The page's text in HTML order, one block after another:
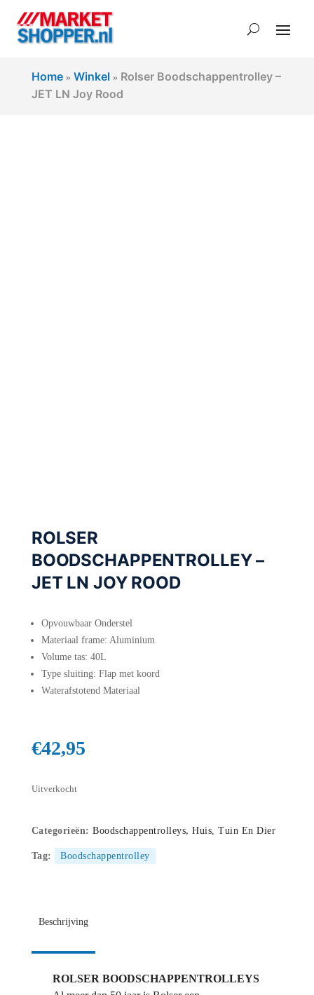
Home» Winkel » Rolser Boodschappentrolley –
JET LN Joy Rood
ROLSER
BOODSCHAPPENTROLLEY –
JET LN JOY ROOD
Opvouwbaar Onderstel
Materiaal frame: Aluminium
Volume tas: 40L
Type sluiting: Flap met koord
Waterafstotend Materiaal
€42,95
Uitverkocht
Categorieën:Boodschappentrolleys,Huis, Tuin En Dier
Tag: Boodschappentrolley
Beschrijving
ROLSER BOODSCHAPPENTROLLEYS